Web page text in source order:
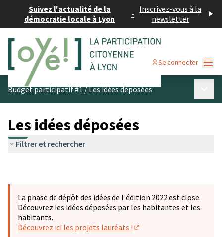
Suivez l'actualité de la
démocratie locale à Lyon
- Inscrivez-vous à la
newsletter
Se connecter
Budget participatif #1/Les idées déposées
Les idées déposées
Filtrer et rechercher
La phase de dépôt des idées de l'édition 2022 est close.
Découvrez les idées déposées par les habitantes et les
habitants.
Découvrez ici les projets lauréats !